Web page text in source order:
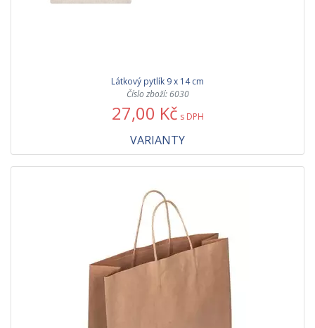
Látkový pytlík 9 x 14 cm
Číslo zboží: 6030
27,00 Kč s DPH
VARIANTY